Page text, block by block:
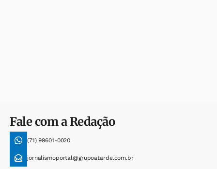
Fale com a Redação
(71) 99601-0020
jornalismoportal@grupoatarde.com.br